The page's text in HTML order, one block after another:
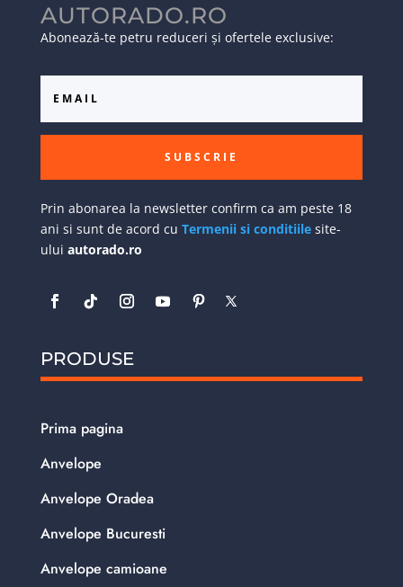
AUTORADO.RO
Abonează-te petru reduceri și ofertele exclusive:
SUBSCRIE
Prin abonarea la newsletter confirm ca am peste 18
ani si sunt de acord cu Termenii si conditiilesite-
ului autorado.ro
PRODUSE
Prima pagina
Anvelope
Anvelope Oradea
Anvelope Bucuresti
Anvelope camioane